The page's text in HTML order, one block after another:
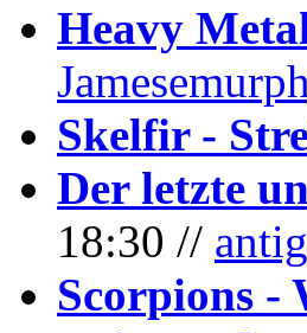
Heavy
Skelfir -
Der letzte
18:30 //
Scorpions -